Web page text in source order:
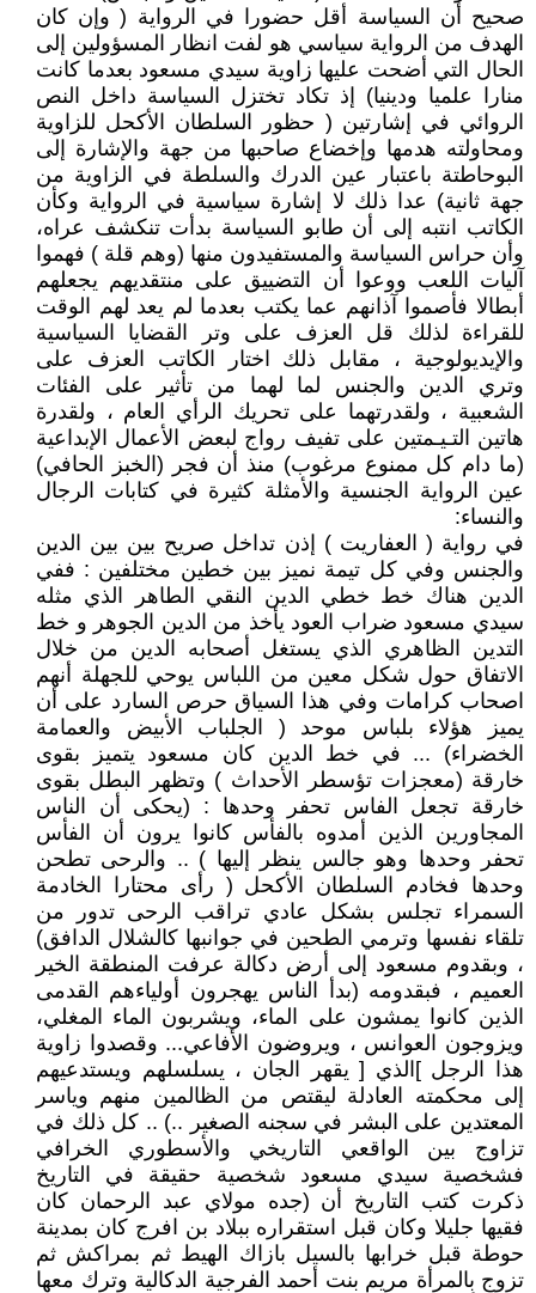
صحيح أن السياسة أقل حضورا في الرواية ( وإن كان
الهدف من الرواية سياسي هو لفت انظار المسؤولين إلى
الحال التي أضحت عليها زاوية سيدي مسعود بعدما كانت
منارا علميا ودينيا) إذ تكاد تختزل السياسة داخل النص
الروائي في إشارتين ( حظور السلطان الأكحل للزاوية
ومحاولته هدمها وإخضاع صاحبها من جهة والإشارة إلى
البوحاطتة باعتبار عين الدرك والسلطة في الزاوية من
جهة ثانية) عدا ذلك لا إشارة سياسية في الرواية وكأن
الكاتب انتبه إلى أن طابو السياسة بدأت تنكشف عراه،
وأن حراس السياسة والمستفيدون منها (وهم قلة ) فهموا
آليات اللعب ووعوا أن التضييق على منتقديهم يجعلهم
أبطالا فأصموا آذانهم عما يكتب بعدما لم يعد لهم الوقت
للقراءة لذلك قل العزف على وتر القضايا السياسية
والإيديولوجية ، مقابل ذلك اختار الكاتب العزف على
وتري الدين والجنس لما لهما من تأثير على الفئات
الشعبية ، ولقدرتهما على تحريك الرأي العام ، ولقدرة
هاتين التـيـمتين على تفيف رواج لبعض الأعمال الإبداعية
(ما دام كل ممنوع مرغوب) منذ أن فجر (الخبز الحافي)
عين الرواية الجنسية والأمثلة كثيرة في كتابات الرجال
والنساء:
في رواية ( العفاريت ) إذن تداخل صريح بين بين الدين
والجنس وفي كل تيمة نميز بين خطين مختلفين : ففي
الدين هناك خط خطي الدين النقي الطاهر الذي مثله
سيدي مسعود ضراب العود يأخذ من الدين الجوهر و خط
التدين الظاهري الذي يستغل أصحابه الدين من خلال
الاتفاق حول شكل معين من اللباس يوحي للجهلة أنهم
اصحاب كرامات وفي هذا السياق حرص السارد على أن
يميز هؤلاء بلباس موحد ( الجلباب الأبيض والعمامة
الخضراء) ... في خط الدين كان مسعود يتميز بقوى
خارقة (معجزات تؤسطر الأحداث ) وتظهر البطل بقوى
خارقة تجعل الفاس تحفر وحدها : (يحكى أن الناس
المجاورين الذين أمدوه بالفأس كانوا يرون أن الفأس
تحفر وحدها وهو جالس ينظر إليها ) .. والرحى تطحن
وحدها فخادم السلطان الأكحل ( رأى محتارا الخادمة
السمراء تجلس بشكل عادي تراقب الرحى تدور من
تلقاء نفسها وترمي الطحين في جوانبها كالشلال الدافق)
، وبقدوم مسعود إلى أرض دكالة عرفت المنطقة الخير
العميم ، فبقدومه (بدأ الناس يهجرون أولياءهم القدمى
الذين كانوا يمشون على الماء، ويشربون الماء المغلي،
ويزوجون العوانس ، ويروضون الأفاعي... وقصدوا زاوية
هذا الرجل ]الذي [ يقهر الجان ، يسلسلهم ويستدعيهم
إلى محكمته العادلة ليقتص من الظالمين منهم وياسر
المعتدين على البشر في سجنه الصغير ..) .. كل ذلك في
تزاوج بين الواقعي التاريخي والأسطوري الخرافي
فشخصية سيدي مسعود شخصية حقيقة في التاريخ
ذكرت كتب التاريخ أن (جده مولاي عبد الرحمان كان
فقيها جليلا وكان قبل استقراره ببلاد بن افرج كان بمدينة
حوطة قبل خرابها بالسيل بازاك الهيط ثم بمراكش ثم
تزوج بالمرأة مريم بنت أحمد الفرجية الدكالية وترك معها